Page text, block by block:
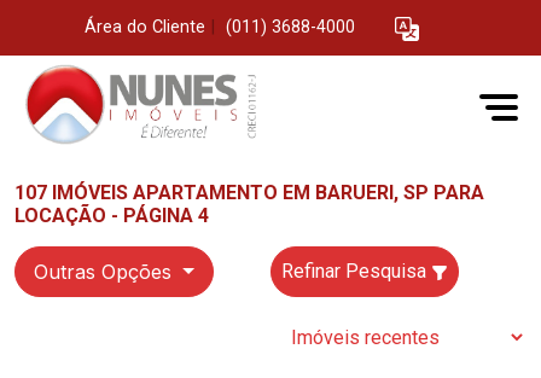
Área do Cliente (011) 3688-4000
107 IMÓVEIS APARTAMENTO EM BARUERI, SP PARA
LOCAÇÃO - PÁGINA 4
Outras Opções Refinar Pesquisa